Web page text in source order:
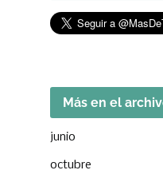
Más en el
junio
octubre